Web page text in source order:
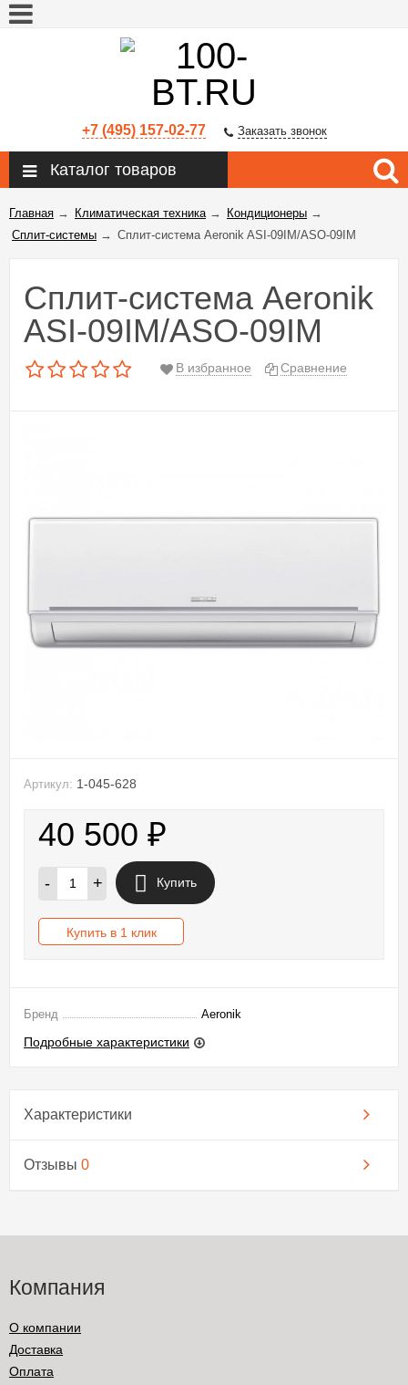
+7 (495) 157-02-77 Заказать звонок
Каталог товаров
Главная → Климатическая техника→ Кондиционеры →
Сплит-системы → Сплит-система Aeronik ASI-09IM/ASO-09IM
Сплит-система Aeronik
ASI-09IM/ASO-09IM
В избранное Сравнение
Артикул: 1-045-628
40 500 ₽
- + Купить
Купить в 1 клик
Бренд Aeronik
Подробные характеристики
Характеристики
Отзывы 0
Компания
О компании
Доставка
Оплата